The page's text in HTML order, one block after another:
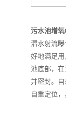
污水池增
潜水射流
好地满足
池底部，
并密封。
自重定位